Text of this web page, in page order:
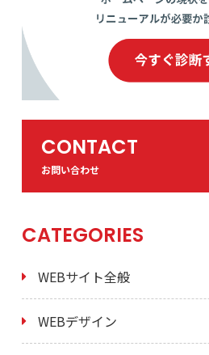
CONTACT
お問い合わせ
CATEGORIES
WEBサイト全般
WEBデザイン